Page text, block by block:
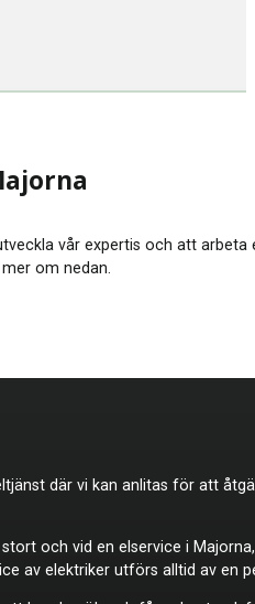
vår expertis och att
om nedan.
där vi kan anlitas för att
och vid en elservice i
av elektriker utförs alltid av en